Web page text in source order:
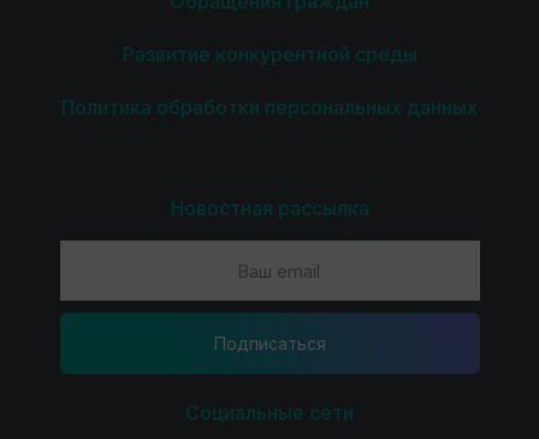
Развитие конкурентной среды
Политика обработки персональных данных
Новостная рассылка
Подпиcаться
Социальные сети